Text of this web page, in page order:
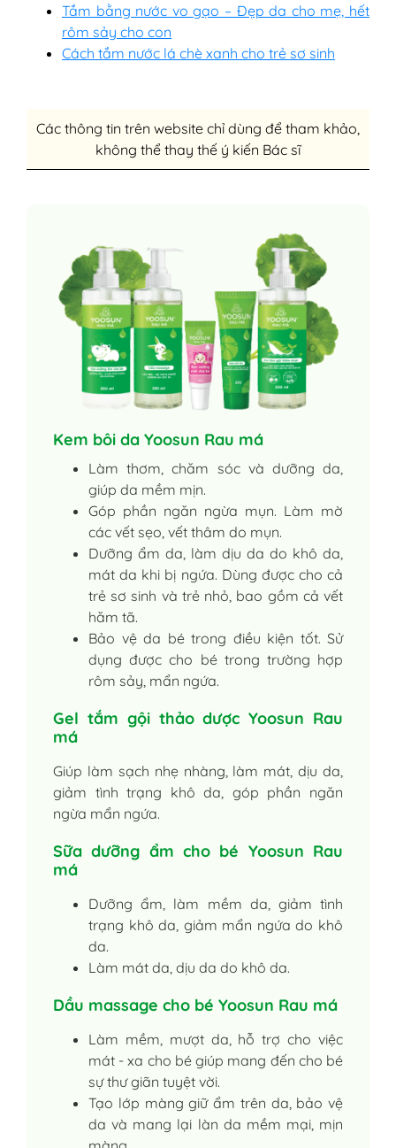
Tắm bằng nước vo gạo – Đẹp da cho mẹ, hết
rôm sảy cho con
Cách tắm nước lá chè xanh cho trẻ sơ sinh
Các thông tin trên website chỉ dùng để tham khảo,
không thể thay thế ý kiến Bác sĩ
Kem bôi da Yoosun Rau má
Làm thơm, chăm sóc và dưỡng da,
giúp da mềm mịn.
Góp phần ngăn ngừa mụn. Làm mờ
các vết sẹo, vết thâm do mụn.
Dưỡng ẩm da, làm dịu da do khô da,
mát da khi bị ngứa. Dùng được cho cả
trẻ sơ sinh và trẻ nhỏ, bao gồm cả vết
hăm tã.
Bảo vệ da bé trong điều kiện tốt. Sử
dụng được cho bé trong trường hợp
rôm sảy, mẩn ngứa.
Gel tắm gội thảo dược Yoosun Rau
má
Giúp làm sạch nhẹ nhàng, làm mát, dịu da,
giảm tình trạng khô da, góp phần ngăn
ngừa mẩn ngứa.
Sữa dưỡng ẩm cho bé Yoosun Rau
má
Dưỡng ẩm, làm mềm da, giảm tình
trạng khô da, giảm mẩn ngứa do khô
da.
Làm mát da, dịu da do khô da.
Dầu massage cho bé Yoosun Rau má
Làm mềm, mượt da, hỗ trợ cho việc
mát - xa cho bé giúp mang đến cho bé
sự thư giãn tuyệt vời.
Tạo lớp màng giữ ẩm trên da, bảo vệ
da và mang lại làn da mềm mại, mịn